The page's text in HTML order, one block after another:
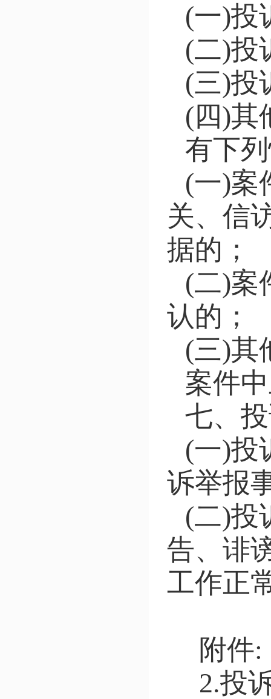
(一)投
(二)投
(三)投
(四)其
有下
(一)案
关、信
据的；
(二)案
认的；
(三)其
案件
七、
(一)投
诉举报
(二)投
告、诽
工作正
附件:
2.投